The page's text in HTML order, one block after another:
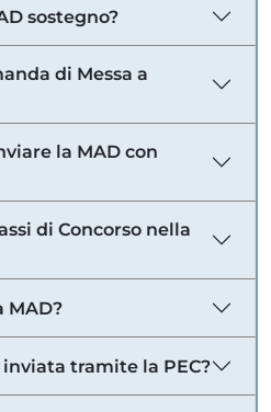
sostegno?
di Messa a
la MAD con
di Concorso nella
MAD?
inviata tramite la PEC?